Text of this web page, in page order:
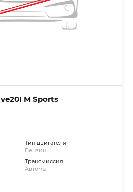
M Sports
Тип двигателя
Бензин
Трансмиссия
Автомат